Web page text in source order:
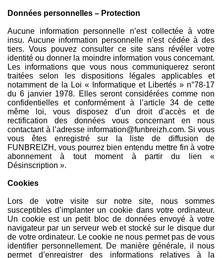
Données personnelles – Protection
Aucune information personnelle n’est collectée à votre
insu. Aucune information personnelle n’est cédée à des
tiers. Vous pouvez consulter ce site sans révéler votre
identité ou donner la moindre information vous concernant.
Les informations que vous nous communiquerez seront
traitées selon les dispositions légales applicables et
notamment de la Loi « Informatique et Libertés » n°78-17
du 6 janvier 1978. Elles seront considérées comme non
confidentielles et conformément à l’article 34 de cette
même loi, vous disposez d’un droit d’accès et de
rectification des données vous concernant en nous
contactant à l’adresse information@funbreizh.com. Si vous
vous êtes enregistré sur la liste de diffusion de
FUNBREIZH, vous pourrez bien entendu mettre fin à votre
abonnement à tout moment à partir du lien «
Désinscription ».
Cookies
Lors de votre visite sur notre site, nous sommes
susceptibles d’implanter un cookie dans votre ordinateur.
Un cookie est un petit bloc de données envoyé à votre
navigateur par un serveur web et stocké sur le disque dur
de votre ordinateur. Le cookie ne nous permet pas de vous
identifier personnellement. De manière générale, il nous
permet d’enregistrer des informations relatives à la